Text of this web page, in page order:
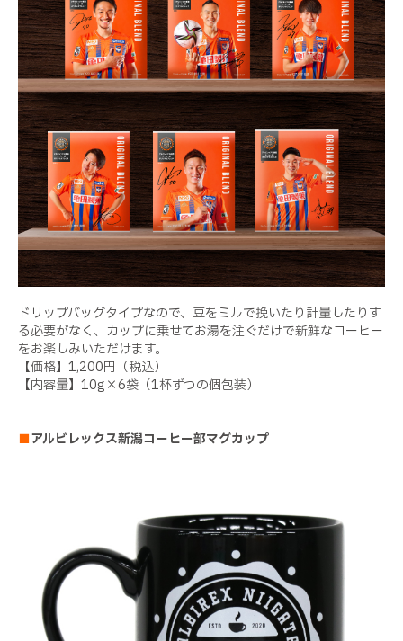
ドリップバッグタイプなので、豆をミルで挽いたり計量したりす
る必要がなく、カップに乗せてお湯を注ぐだけで新鮮なコーヒー
をお楽しみいただけます。
【価格】1,200円（税込）
【内容量】10g×6袋（1杯ずつの個包装）
■アルビレックス新潟コーヒー部マグカップ